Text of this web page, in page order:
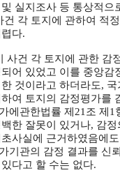
실지조사 등 통상적으
건 각 토지에 관하여 적
다.
사건 각 토지에 관한 감
어 있었고 이를 중앙감
것이라고 하더라도,
여 토지의 감정평가를
에관한법률 제21조 제
한 잘못이 있거나, 감
사실에 근거하였음에
기관의 감정 결과를 신
다고 할 수는 없다.